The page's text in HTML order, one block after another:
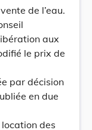
de l’eau.
aux
le prix de
par décision
en due
des